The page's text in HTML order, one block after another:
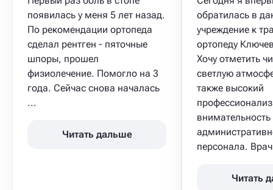
появилась у меня 5 лет назад.
По рекомендации ортопеда
сделал рентген - пяточные
шпоры, прошел
физиолечение. Помогло на 3
года. Сейчас снова началась
...
Читать дальше
обратилась в
учреждение к
ортопеду
Хочу отметить
светлую
также высокий
внимательность
персонала.
Читать